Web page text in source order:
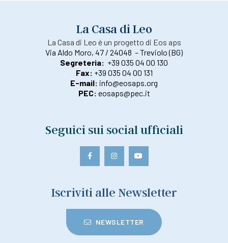
La Casa di Leo
La Casa di Leo è un progetto di Eos aps
Via Aldo Moro, 47 / 24048 – Treviolo (BG)
Segreteria: +39 035 04 00 130
Fax: +39 035 04 00 131
E-mail: info@eosaps.org
PEC: eosaps@pec.it
Seguici sui social ufficiali
Iscriviti alle Newsletter
NEWSLETTER